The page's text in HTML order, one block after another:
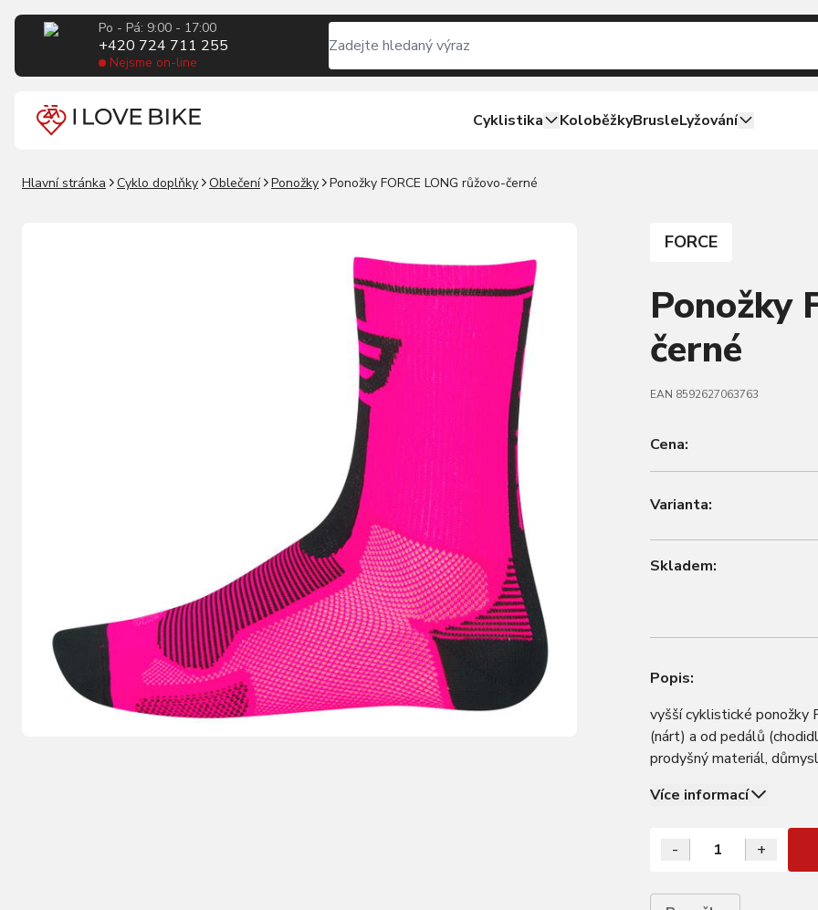
Po - Pá: 9:00 - 17:00
+420 724 711 255
Nejsme on-line
Cyklistika KoloběžkyBrusleLyžování
Hlavní stránka Cyklo doplňky Oblečení Ponožky Ponožky FORCE LONG růžovo-černé
FORCE
Ponožky
černé
EAN 8592627063763
Cena:
Varianta:
Skladem:
Popis:
vyšší cyklistické ponožky
(nárt) a od pedálů
prodyšný materiál,
Více informací
- +